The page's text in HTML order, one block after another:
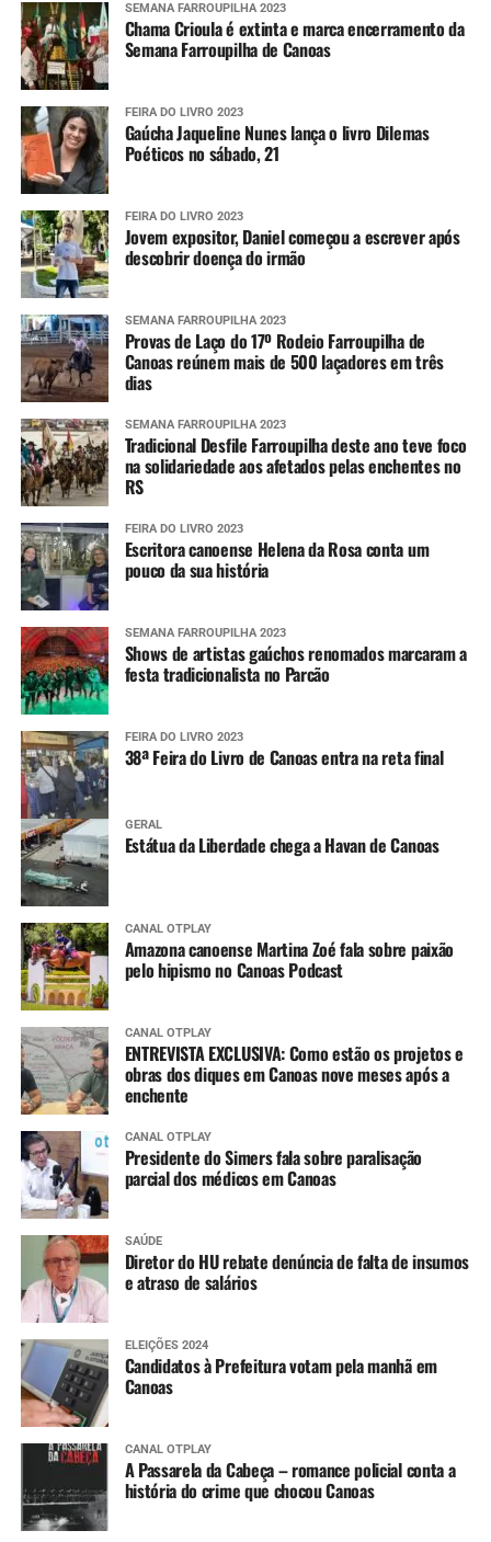
SEMANA FARROUPILHA 2023
Chama Crioula é extinta e marca encerramento da
Semana Farroupilha de Canoas
FEIRA DO LIVRO 2023
Gaúcha Jaqueline Nunes lança o livro Dilemas
Poéticos no sábado, 21
FEIRA DO LIVRO 2023
Jovem expositor, Daniel começou a escrever após
descobrir doença do irmão
SEMANA FARROUPILHA 2023
Provas de Laço do 17º Rodeio Farroupilha de
Canoas reúnem mais de 500 laçadores em três
dias
SEMANA FARROUPILHA 2023
Tradicional Desfile Farroupilha deste ano teve foco
na solidariedade aos afetados pelas enchentes no
RS
FEIRA DO LIVRO 2023
Escritora canoense Helena da Rosa conta um
pouco da sua história
SEMANA FARROUPILHA 2023
Shows de artistas gaúchos renomados marcaram a
festa tradicionalista no Parcão
FEIRA DO LIVRO 2023
38ª Feira do Livro de Canoas entra na reta final
GERAL
Estátua da Liberdade chega a Havan de Canoas
CANAL OTPLAY
Amazona canoense Martina Zoé fala sobre paixão
pelo hipismo no Canoas Podcast
CANAL OTPLAY
ENTREVISTA EXCLUSIVA: Como estão os projetos e
obras dos diques em Canoas nove meses após a
enchente
CANAL OTPLAY
Presidente do Simers fala sobre paralisação
parcial dos médicos em Canoas
SAÚDE
Diretor do HU rebate denúncia de falta de insumos
e atraso de salários
ELEIÇÕES 2024
Candidatos à Prefeitura votam pela manhã em
Canoas
CANAL OTPLAY
A Passarela da Cabeça – romance policial conta a
história do crime que chocou Canoas